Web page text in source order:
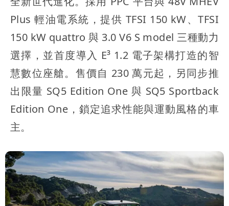
Plus 輕油電系統，提供 TFSI 150 kW、TFSI
150 kW quattro 與 3.0 V6 S model 三種動力
選擇，並首度導入 E³ 1.2 電子架構打造的智
慧數位座艙。售價自 230 萬元起，另同步推
出限量 SQ5 Edition One 與 SQ5 Sportback
Edition One，鎖定追求性能與運動風格的車
主。